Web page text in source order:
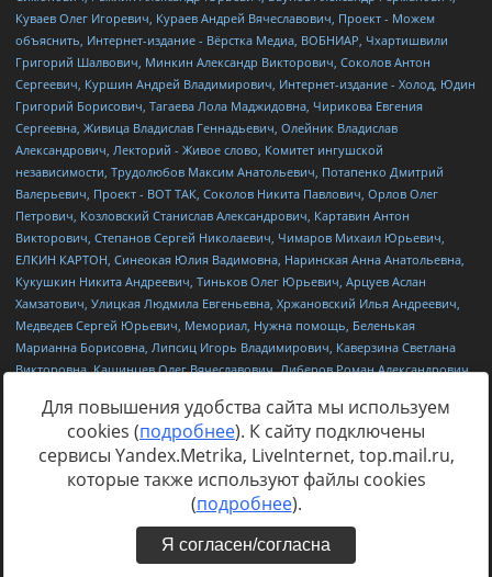
Источник:https://minjust.gov.ru/uploaded/files/reestr-
inostrannyih-agentov-22-03-2024.pdfданные на22.03.2024
Для повышения удобства сайта мы используем
cookies (подробнее). К сайту подключены
сервисы Yandex.Metrika, LiveInternet, top.mail.ru,
которые также используют файлы cookies
(подробнее).
Я согласен/согласна